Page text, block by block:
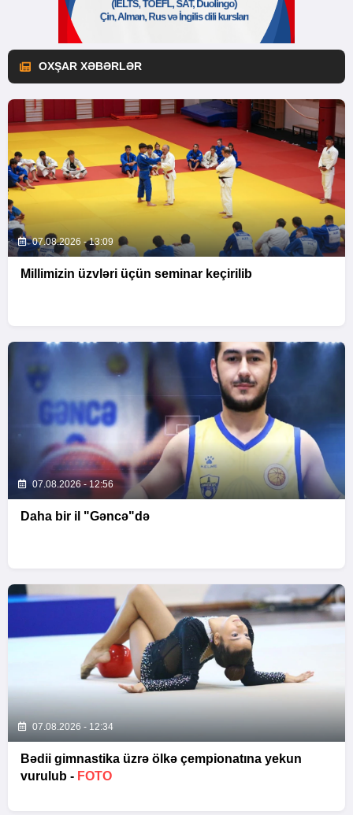
OXŞAR XƏBƏRLƏR
07.08.2026 - 13:09
Millimizin üzvləri üçün seminar keçirilib
07.08.2026 - 12:56
Daha bir il "Gəncə"də
07.08.2026 - 12:34
Bədii gimnastika üzrə ölkə çempionatına yekun
vurulub - FOTO